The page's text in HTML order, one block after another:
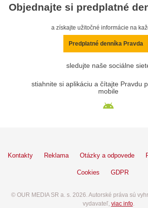
Objednajte si predplatné
a získajte užitočné informácie na
Predplatné denníka Pravda
sledujte naše sociálne
stiahnite si aplikáciu a čítajte Pravdu
mobile
Kontakty Reklama Otázky a odpovede
Cookies GDPR
© OUR MEDIA SR a. s. 2026. Autorské práva sú
vydavateľ, viac info.